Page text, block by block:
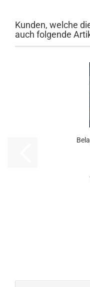
Kunden, welche
auch folgende